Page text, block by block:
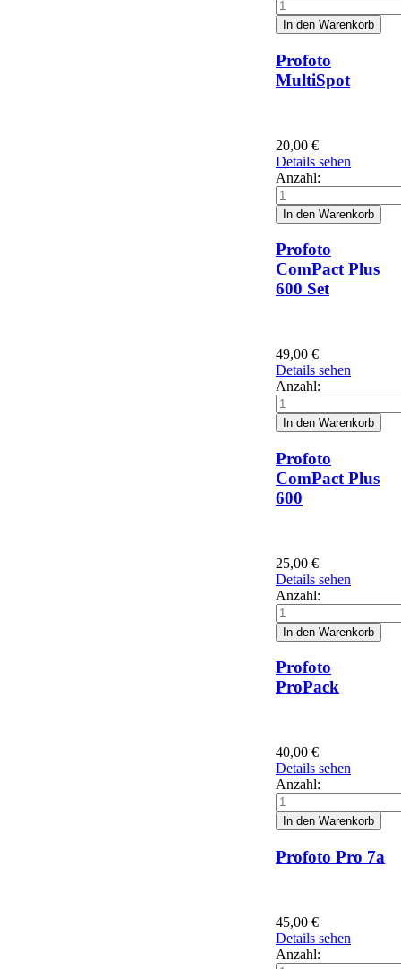
Profoto
MultiSpot
20,00 €
Details sehen
Anzahl:
Profoto
ComPact Plus
600 Set
49,00 €
Details sehen
Anzahl:
Profoto
ComPact Plus
600
25,00 €
Details sehen
Anzahl:
Profoto
ProPack
40,00 €
Details sehen
Anzahl:
Profoto Pro 7a
45,00 €
Details sehen
Anzahl: